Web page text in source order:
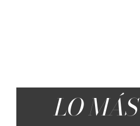
LO